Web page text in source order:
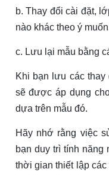
b. Thay đổi cài đặt,
nào khác theo ý
c. Lưu lại mẫu bằng
Khi bạn lưu các
sẽ được áp dụng
dựa trên mẫu đó.
Hãy nhớ rằng việc
bạn duy trì tính năng
thời gian thiết lập